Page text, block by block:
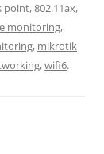
point,802.11ax,
monitoring,
, mikrotik
,wifi6.